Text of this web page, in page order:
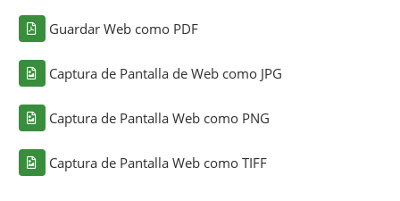
Guardar Web como PDF
Captura de Pantalla de Web como JPG
Captura de Pantalla Web como PNG
Captura de Pantalla Web como TIFF